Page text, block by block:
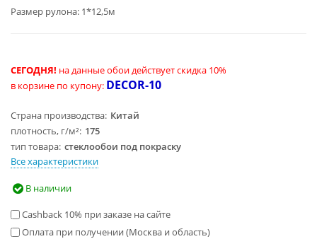
Размер рулона: 1*12,5м
СЕГОДНЯ! на данные обои действует скидка 10%
в корзине по купону: DECOR-10
Страна производства Китай
плотность, г/м² 175
тип товара стеклообои под покраску
Все характеристики
В наличии
Cashback 10% при заказе на сайте
Оплата при получении (Москва и область)